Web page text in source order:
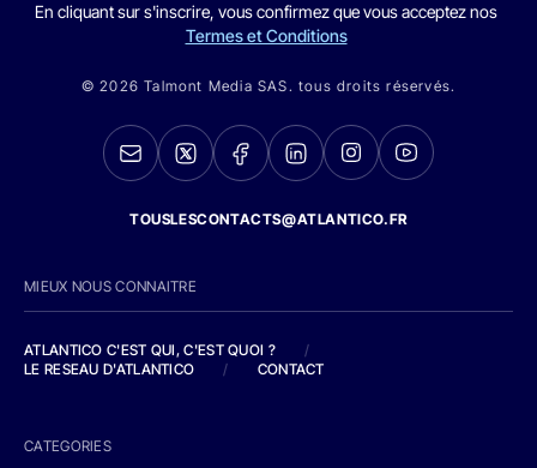
En cliquant sur s'inscrire, vous confirmez que vous acceptez nos
Termes et Conditions
© 2026 Talmont Media SAS. tous droits réservés.
TOUSLESCONTACTS@ATLANTICO.FR
MIEUX NOUS CONNAITRE
ATLANTICO C'EST QUI, C'EST QUOI ?
/
LE RESEAU D'ATLANTICO
/ CONTACT
CATEGORIES